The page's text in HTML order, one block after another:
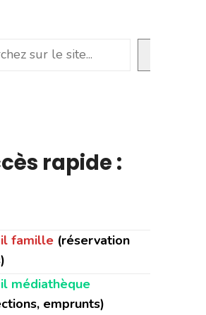
rapide :
famille (réservation
médiathèque
emprunts)